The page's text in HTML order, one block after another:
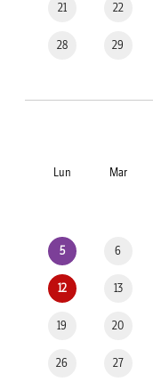
21 22
28 29
Lun Mar
5 6
12 13
19 20
26 27